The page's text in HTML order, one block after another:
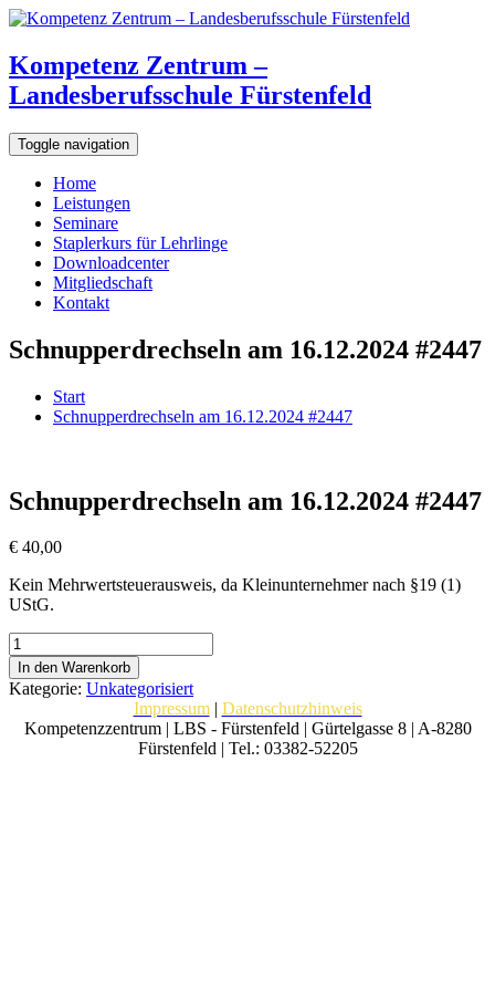
Kompetenz Zentrum –
Landesberufsschule Fürstenfeld
Toggle navigation
Home
Leistungen
Seminare
Staplerkurs für Lehrlinge
Downloadcenter
Mitgliedschaft
Kontakt
Schnupperdrechseln am 16.12.2024 #2447
Start
Schnupperdrechseln am 16.12.2024 #2447
Schnupperdrechseln am 16.12.2024 #2447
€ 40,00
Kein Mehrwertsteuerausweis, da Kleinunternehmer nach §19 (1)
UStG.
Schnupperdrechseln
am
16.12.2024
#2447
Menge
In den Warenkorb
Kategorie: Unkategorisiert
Impressum| Datenschutzhinweis
Kompetenzzentrum | LBS - Fürstenfeld | Gürtelgasse 8 | A-8280
Fürstenfeld | Tel.: 03382-52205